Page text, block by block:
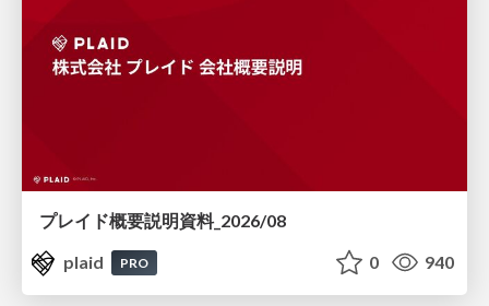
プレイド概要説明資料_2026/08
plaid
PRO 0 940